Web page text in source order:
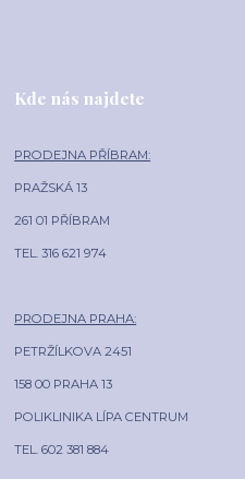
Kde nás najdete
PRODEJNA PŘÍBRAM:
PRAŽSKÁ 13
261 01 PŘÍBRAM
TEL. 316 621 974
PRODEJNA PRAHA:
PETRŽÍLKOVA 2451
158 00 PRAHA 13
POLIKLINIKA LÍPA CENTRUM
TEL. 602 381 884